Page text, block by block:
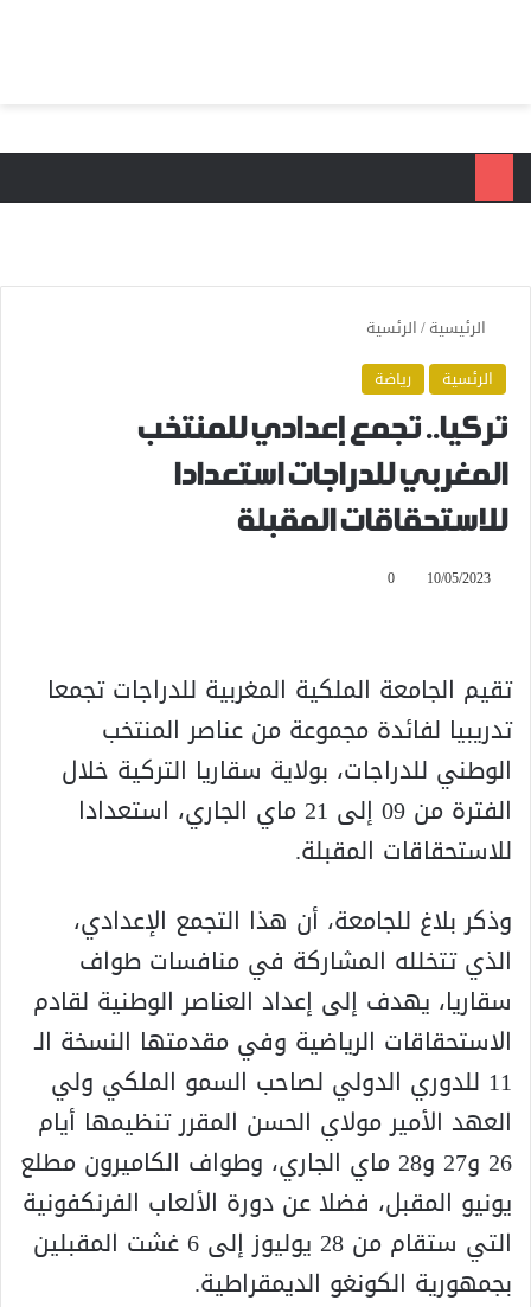
الرئيسية/الرئسية
الرئسية
رياضة
تركيا.. تجمع إعدادي للمنتخب
المغربي للدراجات استعدادا
للاستحقاقات المقبلة
10/05/2023
0
تقيم الجامعة الملكية المغربية للدراجات تجمعا
تدريبيا لفائدة مجموعة من عناصر المنتخب
الوطني للدراجات، بولاية سقاريا التركية خلال
الفترة من 09 إلى 21 ماي الجاري، استعدادا
للاستحقاقات المقبلة.
وذكر بلاغ للجامعة، أن هذا التجمع الإعدادي،
الذي تتخلله المشاركة في منافسات طواف
سقاريا، يهدف إلى إعداد العناصر الوطنية لقادم
الاستحقاقات الرياضية وفي مقدمتها النسخة الـ
11 للدوري الدولي لصاحب السمو الملكي ولي
العهد الأمير مولاي الحسن المقرر تنظيمها أيام
26 و27 و28 ماي الجاري، وطواف الكاميرون مطلع
يونيو المقبل، فضلا عن دورة الألعاب الفرنكفونية
التي ستقام من 28 يوليوز إلى 6 غشت المقبلين
بجمهورية الكونغو الديمقراطية.